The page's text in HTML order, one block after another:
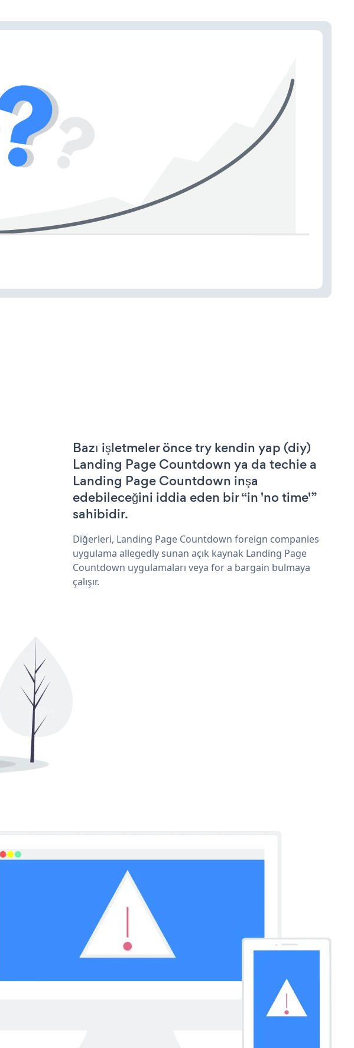
Bazı işletmeler önce try kendin yap (diy)
Landing Page Countdown ya da techie a
Landing Page Countdown inşa
edebileceğini iddia eden bir “in 'no time'”
sahibidir.
Diğerleri, Landing Page Countdown foreign companies
uygulama allegedly sunan açık kaynak Landing Page
Countdown uygulamaları veya for a bargain bulmaya
çalışır.